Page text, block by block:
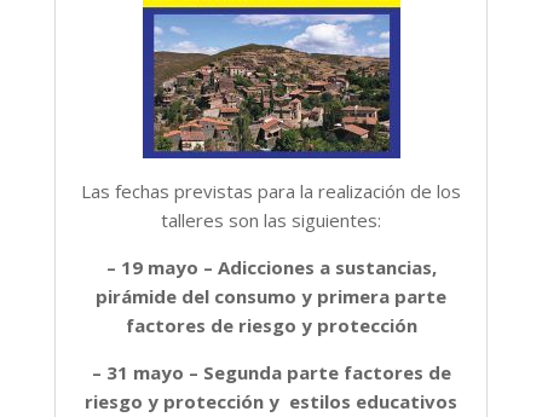
Las fechas previstas para la realización de los
talleres son las siguientes:
– 19 mayo – Adicciones a sustancias,
pirámide del consumo y primera parte
factores de riesgo y protección
– 31 mayo – Segunda parte factores de
riesgo y protección y estilos educativos